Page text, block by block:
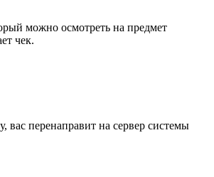
можно осмотреть на предмет
чек.
перенаправит на сервер системы